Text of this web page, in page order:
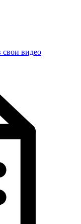
свои видео